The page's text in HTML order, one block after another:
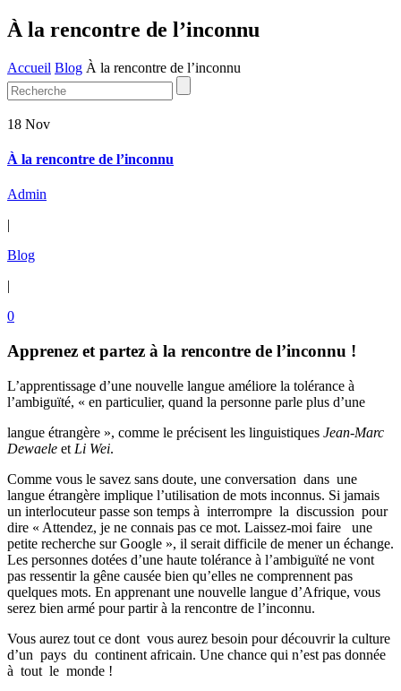
À la rencontre de l’inconnu
Accueil Blog À la rencontre de l’inconnu
18 Nov
À la rencontre de l’inconnu
Admin
|
Blog
|
0
Apprenez et partez à la rencontre de l’inconnu !
L’apprentissage d’une nouvelle langue améliore la tolérance à
l’ambiguïté, « en particulier, quand la personne parle plus d’une
langue étrangère », comme le précisent les linguistiques Jean-Marc
Dewaele et Li Wei.
Comme vous le savez sans doute, une conversation dans une
langue étrangère implique l’utilisation de mots inconnus. Si jamais
un interlocuteur passe son temps à interrompre la discussion pour
dire « Attendez, je ne connais pas ce mot. Laissez-moi faire une
petite recherche sur Google », il serait difficile de mener un échange.
Les personnes dotées d’une haute tolérance à l’ambiguïté ne vont
pas ressentir la gêne causée bien qu’elles ne comprennent pas
quelques mots. En apprenant une nouvelle langue d’Afrique, vous
serez bien armé pour partir à la rencontre de l’inconnu.
Vous aurez tout ce dont vous aurez besoin pour découvrir la culture
d’un pays du continent africain. Une chance qui n’est pas donnée
à tout le monde !